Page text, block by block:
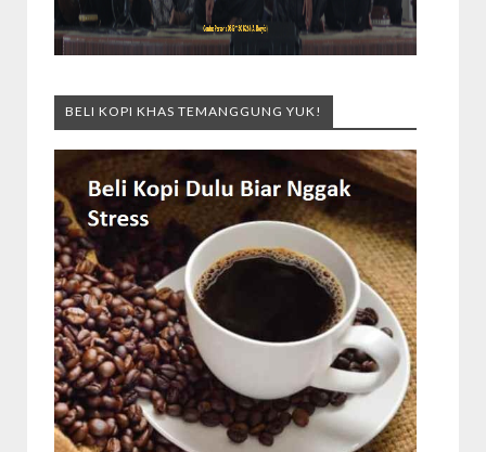
BELI KOPI KHAS TEMANGGUNG YUK!